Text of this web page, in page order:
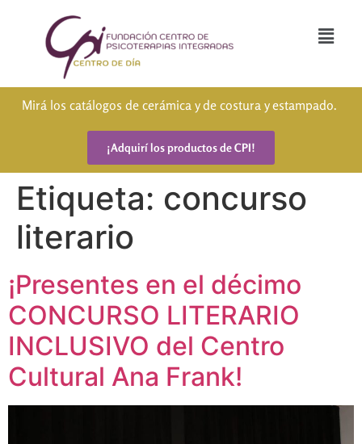
Mirá los catálogos de cerámica y de costura y estampado.
¡Adquirí los productos de CPI!
Etiqueta: concurso
literario
¡Presentes en el décimo
CONCURSO LITERARIO
INCLUSIVO del Centro
Cultural Ana Frank!